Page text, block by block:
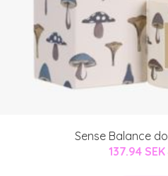
Sense Balance
137.94 SEK